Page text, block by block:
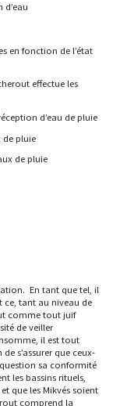
d’eau
en fonction de l’état
effectue les
d’eau de pluie
de pluie
de pluie
En tant que tel, il
ce, tant au niveau de
comme tout juif
de veiller
il est tout
s’assurer que ceux-
sa conformité
les bassins rituels,
que les Mikvés soient
comprend la